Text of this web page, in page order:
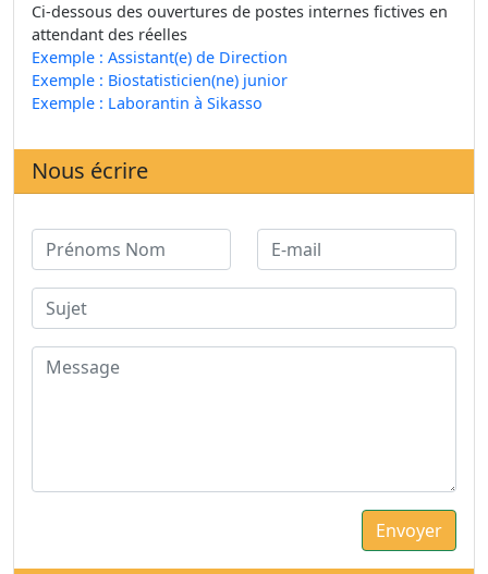
Ci-dessous des ouvertures de postes internes fictives en
attendant des réelles
Exemple : Assistant(e) de Direction
Exemple : Biostatisticien(ne) junior
Exemple : Laborantin à Sikasso
Nous écrire